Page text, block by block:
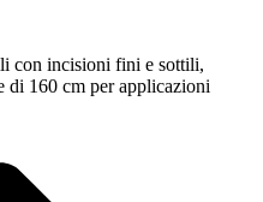
con incisioni fini e sottili,
di 160 cm per applicazioni